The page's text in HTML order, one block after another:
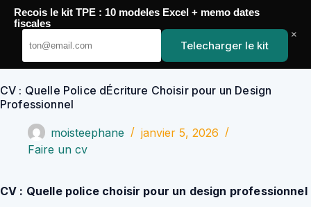
Passer
contenu
YoupiJobs
CV : Quelle Police dÉcriture Choisir pour un Design
Professionnel
moisteephane
janvier 5, 2026
Faire un cv
CV : Quelle police choisir pour un design professionnel
Recois le kit TPE : 10 modeles Excel + memo dates
fiscales
Telecharger le kit
×